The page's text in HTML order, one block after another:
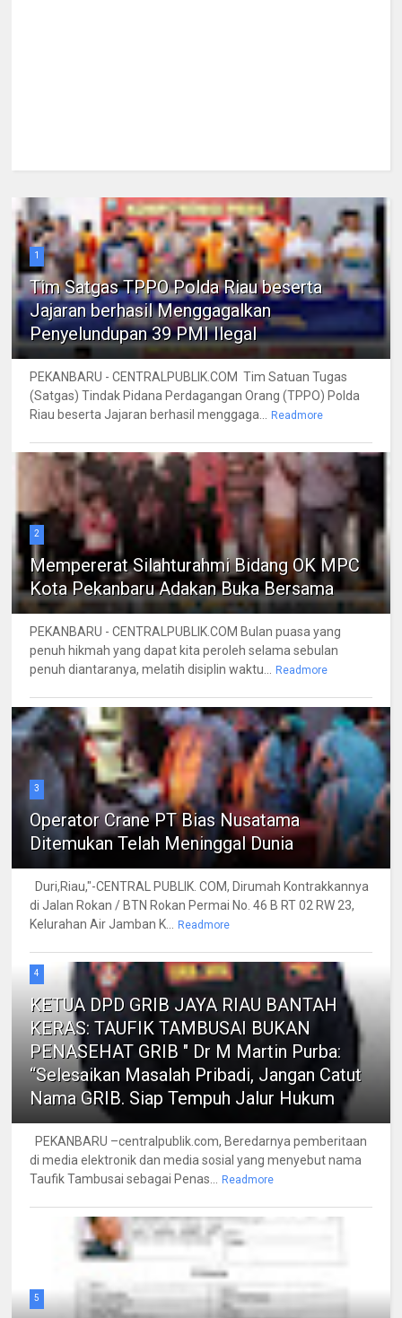
1
Tim Satgas TPPO Polda Riau beserta
Jajaran berhasil Menggagalkan
Penyelundupan 39 PMI Ilegal
PEKANBARU - CENTRALPUBLIK.COM Tim Satuan Tugas
(Satgas) Tindak Pidana Perdagangan Orang (TPPO) Polda
Riau beserta Jajaran berhasil menggaga... Readmore
2
Mempererat Silahturahmi Bidang OK MPC
Kota Pekanbaru Adakan Buka Bersama
PEKANBARU - CENTRALPUBLIK.COM Bulan puasa yang
penuh hikmah yang dapat kita peroleh selama sebulan
penuh diantaranya, melatih disiplin waktu... Readmore
3
Operator Crane PT Bias Nusatama
Ditemukan Telah Meninggal Dunia
Duri,Riau,"-CENTRAL PUBLIK. COM, Dirumah Kontrakkannya
di Jalan Rokan / BTN Rokan Permai No. 46 B RT 02 RW 23,
Kelurahan Air Jamban K... Readmore
4
KETUA DPD GRIB JAYA RIAU BANTAH
KERAS: TAUFIK TAMBUSAI BUKAN
PENASEHAT GRIB " Dr M Martin Purba:
“Selesaikan Masalah Pribadi, Jangan Catut
Nama GRIB. Siap Tempuh Jalur Hukum
PEKANBARU –centralpublik.com, Beredarnya pemberitaan
di media elektronik dan media sosial yang menyebut nama
Taufik Tambusai sebagai Penas... Readmore
5